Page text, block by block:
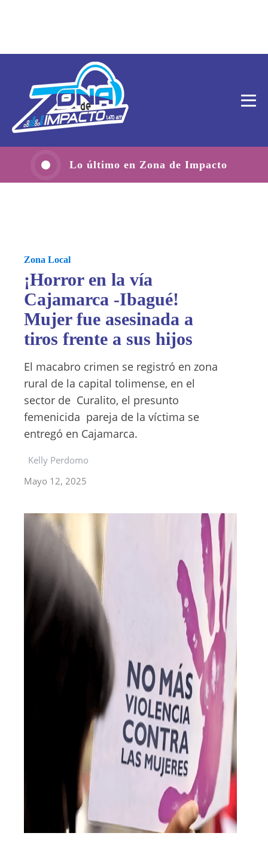
Lo último en Zona de Impacto
Zona Local
¡Horror en la vía
Cajamarca -Ibagué!
Mujer fue asesinada a
tiros frente a sus hijos
El macabro crimen se registró en zona
rural de la capital tolimense, en el
sector de Curalito, el presunto
femenicida pareja de la víctima se
entregó en Cajamarca.
Kelly Perdomo
Mayo 12, 2025